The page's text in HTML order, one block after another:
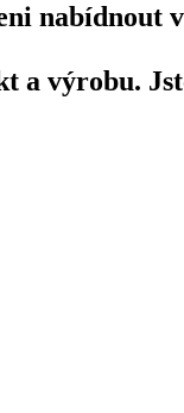
nabídnout
a výrobu.